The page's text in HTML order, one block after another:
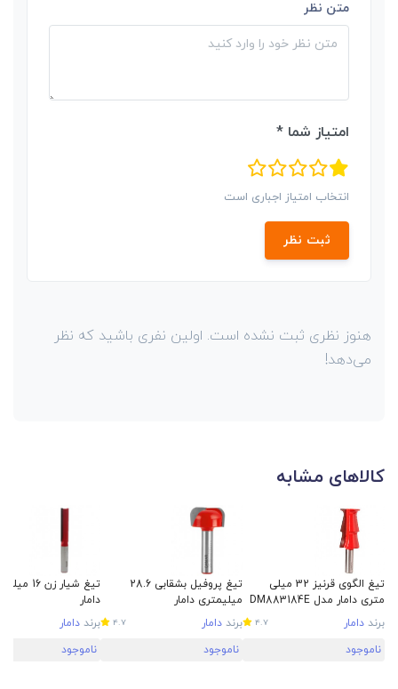
متن نظر
امتیاز شما *
انتخاب امتیاز اجباری است
ثبت نظر
هنوز نظری ثبت نشده است. اولین نفری باشید که نظر
می‌دهد!
کالاهای مشابه
تیغ الگوی قرنیز 32 میلی
متری دامار مدل DM883184E
برند دامار 4.7
ناموجود
تیغ پروفیل بشقابی 28.6
میلیمتری دامار
برند دامار 4.7
ناموجود
تیغ شیار زن
دامار
برند دامار
ناموجود